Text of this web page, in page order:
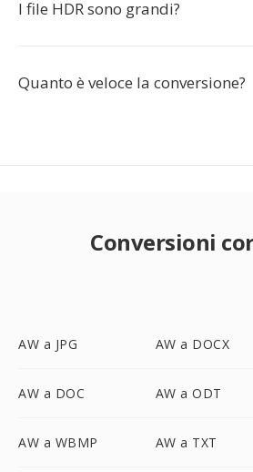
I file HDR sono grandi?
Quanto è veloce la conversione?
Conversioni
AW a JPG AW a DOCX
AW a DOC AW a ODT
AW a WBMP AW a TXT